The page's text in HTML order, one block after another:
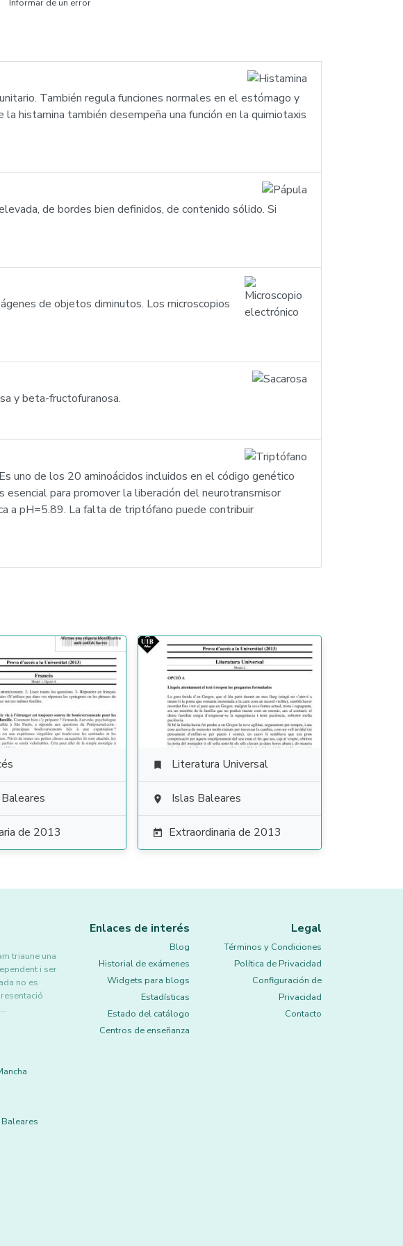
Informar de un error
También regula funciones normales en el estómago y
histamina también desempeña una función en la quimiotaxis
de bordes bien definidos, de contenido sólido. Si
de objetos diminutos. Los microscopios
y beta-fructofuranosa.
uno de los 20 aminoácidos incluidos en el código genético
para promover la liberación del neurotransmisor
a pH=5.89. La falta de triptófano puede contribuir
de 2013
 Literatura Universal
 Islas Baleares
 Extraordinaria de 2013
triaune una
i ser
no es
Enlaces de interés
Blog
Historial de exámenes
Widgets para blogs
Estadísticas
Estado del catálogo
Centros de enseñanza
Legal
Términos y Condiciones
Política de Privacidad
Configuración de
Privacidad
Contacto